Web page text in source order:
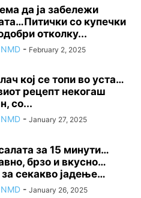
да ја забележи
со купечки
отколку...
NMD - February 2, 2025
кој се топи во уста…
рецепт некогаш
со...
NMD - January 27, 2025
за 15 минути…
брзо и вкусно…
секакво јадење…
NMD - January 26, 2025